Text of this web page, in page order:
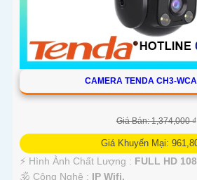
CAMERA TENDA CH3-
Giá Bán: 1,374,000 ₫
Giá Khuyến Mại:
️⚡ Hình Ành Chất Lượng : FULL HD
🕉️ Công Nghệ : IP Wifi.